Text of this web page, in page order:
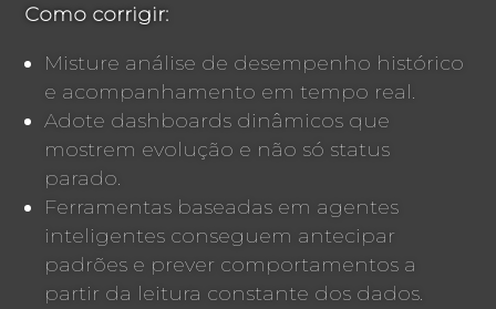
Como corrigir:
Misture análise de desempenho histórico
e acompanhamento em tempo real.
Adote dashboards dinâmicos que
mostrem evolução e não só status
parado.
Ferramentas baseadas em agentes
inteligentes conseguem antecipar
padrões e prever comportamentos a
partir da leitura constante dos dados.